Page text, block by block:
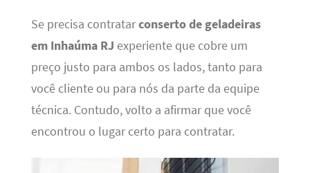
Se precisa contratarconserto de geladeiras
em Inhaúma RJ experiente que cobre um
preço justo para ambos os lados, tanto para
você cliente ou para nós da parte da equipe
técnica. Contudo, volto a afirmar que você
encontrou o lugar certo para contratar.